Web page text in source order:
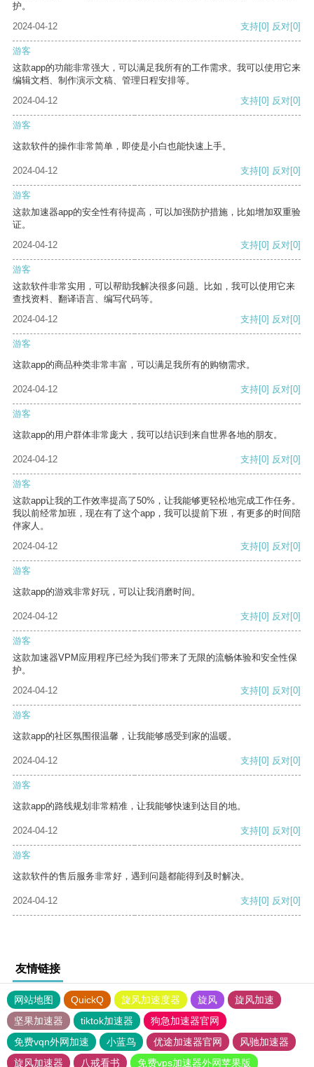
护。
2024-04-12
支持[0] 反对[0]
游客
这款app的功能非常强大，可以满足我所有的工作需求。我可以使用它来
编辑文档、制作演示文稿、管理日程安排等。
2024-04-12
支持[0] 反对[0]
游客
这款软件的操作非常简单，即使是小白也能快速上手。
2024-04-12 支持[0] 反对[0]
游客
这款加速器app的安全性有待提高，可以加强防护措施，比如增加双重验
证。
2024-04-12
支持[0] 反对[0]
游客
这款软件非常实用，可以帮助我解决很多问题。比如，我可以使用它来
查找资料、翻译语言、编写代码等。
2024-04-12
支持[0] 反对[0]
游客
这款app的商品种类非常丰富，可以满足我所有的购物需求。
2024-04-12 支持[0] 反对[0]
游客
这款app的用户群体非常庞大，我可以结识到来自世界各地的朋友。
2024-04-12 支持[0] 反对[0]
游客
这款app让我的工作效率提高了50%，让我能够更轻松地完成工作任务。
我以前经常加班，现在有了这个app，我可以提前下班，有更多的时间陪
伴家人。
2024-04-12
支持[0] 反对[0]
游客
这款app的游戏非常好玩，可以让我消磨时间。
2024-04-12 支持[0] 反对[0]
游客
这款加速器VPM应用程序已经为我们带来了无限的流畅体验和安全性保
护。
2024-04-12
支持[0] 反对[0]
游客
这款app的社区氛围很温馨，让我能够感受到家的温暖。
2024-04-12 支持[0] 反对[0]
游客
这款app的路线规划非常精准，让我能够快速到达目的地。
2024-04-12 支持[0] 反对[0]
游客
这款软件的售后服务非常好，遇到问题都能得到及时解决。
2024-04-12 支持[0] 反对[0]
友情链接
网站地图 QuickQ 旋风加速度器 旋风
旋风加速
坚果加速器
tiktok加速器
狗急加速器官网
免费vqn外网加速
小蓝鸟 优途加速器官网
风驰加速器
旋风加速器
八戒看书 免费vps加速器外网苹果版